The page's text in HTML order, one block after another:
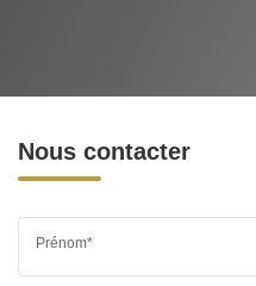
Nous contacter
Prénom*